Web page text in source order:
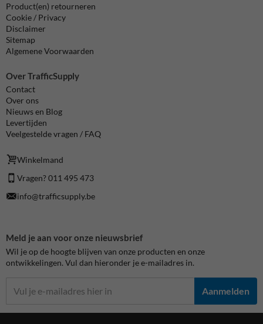
Product(en) retourneren
Cookie / Privacy
Disclaimer
Sitemap
Algemene Voorwaarden
Over TrafficSupply
Contact
Over ons
Nieuws en Blog
Levertijden
Veelgestelde vragen / FAQ
Winkelmand
Vragen? 011 495 473
info@trafficsupply.be
Meld je aan voor onze nieuwsbrief
Wil je op de hoogte blijven van onze producten en onze
ontwikkelingen. Vul dan hieronder je e-mailadres in.
Aanmelden